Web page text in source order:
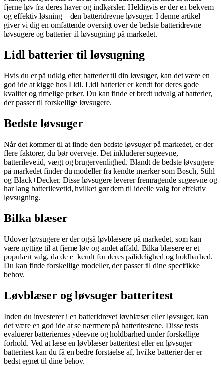
fjerne løv fra deres haver og indkørsler. Heldigvis er der en bekvem
og effektiv løsning – den batteridrevne løvsuger. I denne artikel
giver vi dig en omfattende oversigt over de bedste batteridrevne
løvsugere og batterier til løvsugning på markedet.
Lidl batterier til løvsugning
Hvis du er på udkig efter batterier til din løvsuger, kan det være en
god ide at kigge hos Lidl. Lidl batterier er kendt for deres gode
kvalitet og rimelige priser. Du kan finde et bredt udvalg af batterier,
der passer til forskellige løvsugere.
Bedste løvsuger
Når det kommer til at finde den bedste løvsuger på markedet, er der
flere faktorer, du bør overveje. Det inkluderer sugeevne,
batterilevetid, vægt og brugervenlighed. Blandt de bedste løvsugere
på markedet finder du modeller fra kendte mærker som Bosch, Stihl
og Black+Decker. Disse løvsugere leverer fremragende sugeevne og
har lang batterilevetid, hvilket gør dem til ideelle valg for effektiv
løvsugning.
Bilka blæser
Udover løvsugere er der også løvblæsere på markedet, som kan
være nyttige til at fjerne løv og andet affald. Bilka blæsere er et
populært valg, da de er kendt for deres pålidelighed og holdbarhed.
Du kan finde forskellige modeller, der passer til dine specifikke
behov.
Løvblæser og løvsuger batteritest
Inden du investerer i en batteridrevet løvblæser eller løvsuger, kan
det være en god ide at se nærmere på batteritestene. Disse tests
evaluerer batteriernes ydeevne og holdbarhed under forskellige
forhold. Ved at læse en løvblæser batteritest eller en løvsuger
batteritest kan du få en bedre forståelse af, hvilke batterier der er
bedst egnet til dine behov.